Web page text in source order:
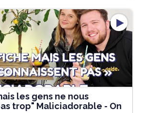
les gens ne nous
trop" Maliciadorable - On